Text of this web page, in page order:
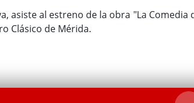
asiste al estreno de la obra "La Comedia
Clásico de Mérida.